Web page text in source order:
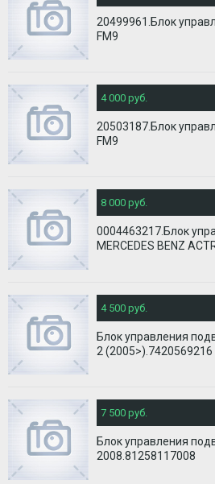
20499961.Блок
FM9
4 000 руб.
20503187.Блок
FM9
8 000 руб.
0004463217.Блок
MERCEDES BENZ
4 500 руб.
Блок управления
2 (2005>).7420569216
7 500 руб.
Блок управления
2008.81258117008